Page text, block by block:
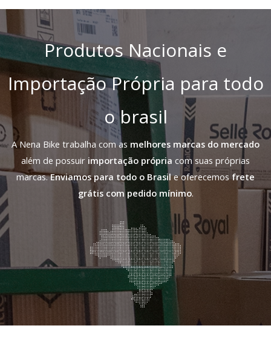
Produtos Nacionais e
Importação Própria para todo
o brasil
A Nena Bike trabalha com as melhores marcas do mercado
além de possuir importação própria com suas próprias
marcas.Enviamos para todo o Brasile oferecemosfrete
grátis com pedido mínimo.